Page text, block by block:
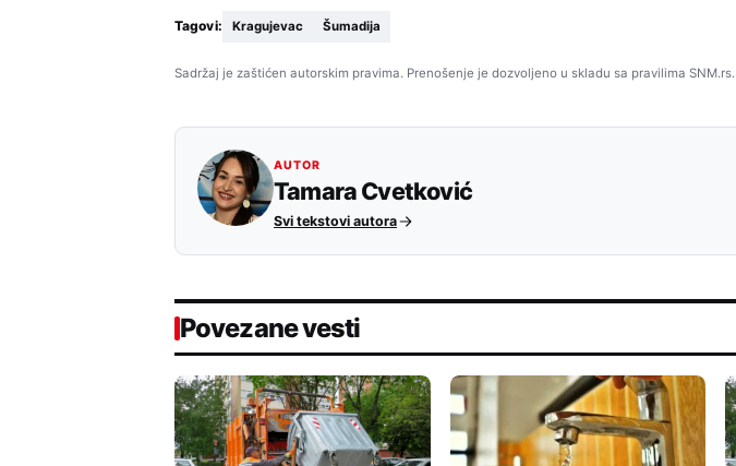
Tagovi: Kragujevac Šumadija
Sadržaj je zaštićen autorskim pravima. Prenošenje je dozvoljeno u skladu sa pravilima SNM.rs.
AUTOR
Tamara Cvetković
Svi tekstovi autora
Povezane vesti